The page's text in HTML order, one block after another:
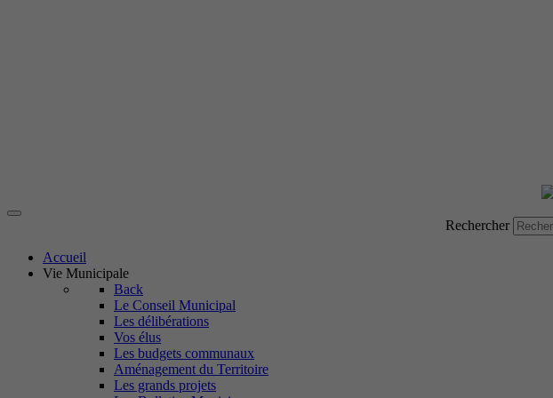
Rechercher
Accueil
Vie Municipale
Back
Le Conseil Municipal
Les délibérations
Vos élus
Les budgets communaux
Aménagement du Territoire
Les grands projets